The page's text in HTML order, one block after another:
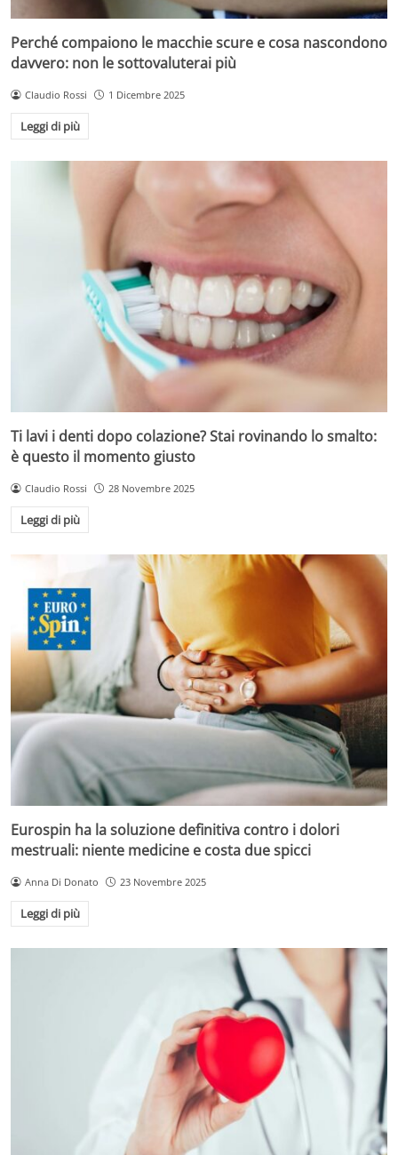
Perché compaiono le macchie scure e cosa nascondono
davvero: non le sottovaluterai più
Claudio Rossi 1 Dicembre 2025
Leggi di più
Ti lavi i denti dopo colazione? Stai rovinando lo smalto:
è questo il momento giusto
Claudio Rossi 28 Novembre 2025
Leggi di più
Eurospin ha la soluzione definitiva contro i dolori
mestruali: niente medicine e costa due spicci
Anna Di Donato 23 Novembre 2025
Leggi di più